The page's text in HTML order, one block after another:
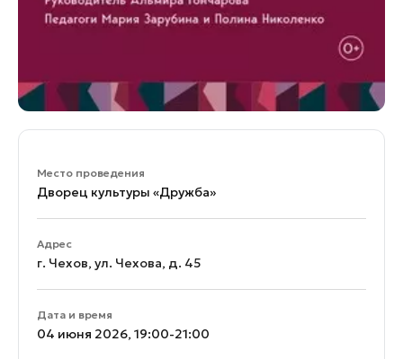
Место проведения
Дворец культуры «Дружба»
Адрес
г. Чехов, ул. Чехова, д. 45
Дата и время
04 июня 2026, 19:00-21:00